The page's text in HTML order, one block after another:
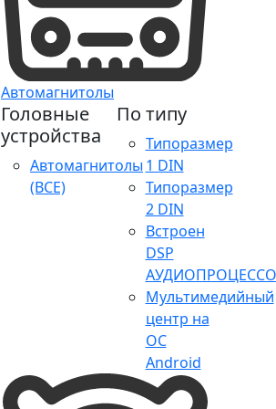
Автомагнитолы
Головные
устройства
Автомагнитолы
(ВСЕ)
По типу
Типоразмер
1 DIN
Типоразмер
2 DIN
Встроен
DSP
Мультимедийный
центр на
ОС
Android